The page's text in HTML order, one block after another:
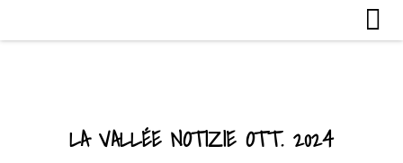
LA VALLÉE NOTIZIE OTT. 2024